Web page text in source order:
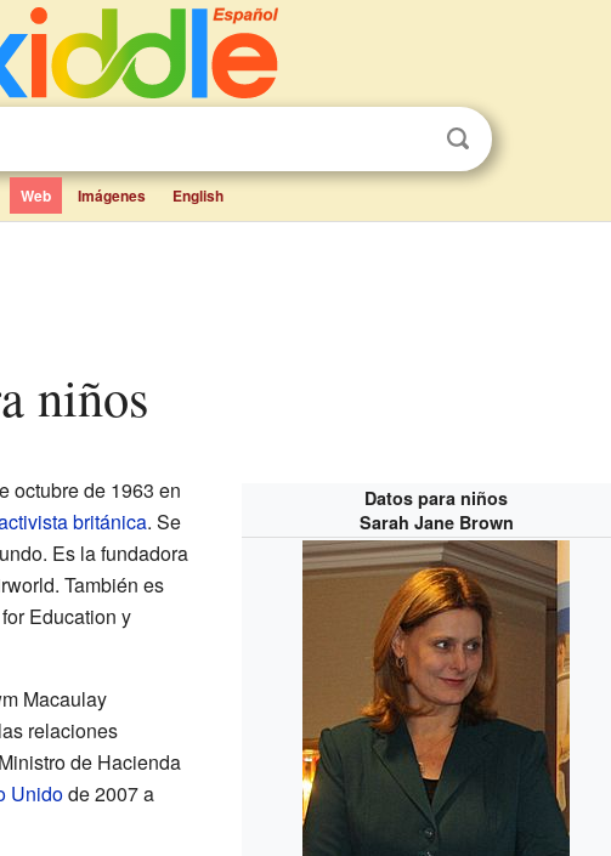
Web Imágenes English
niños
Datos para niños
Sarah Jane Brown
octubre de 1963 en
británica. Se
Es la fundadora
También es
Education y
Macaulay
relaciones
de Hacienda
Unidode 2007 a